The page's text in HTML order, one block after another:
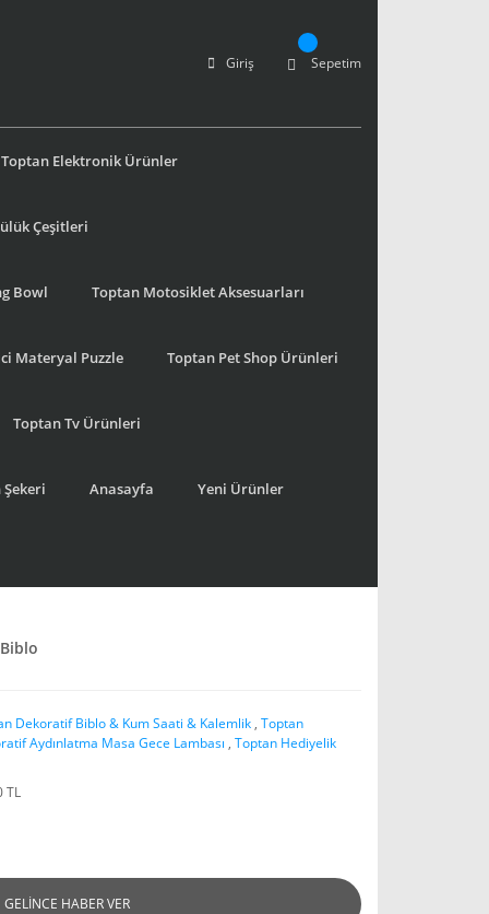
Giriş Sepetim
Toptan Elektronik Ürünler
Çeşitleri
Bowl Toptan Motosiklet Aksesuarları
Materyal Puzzle Toptan Pet Shop Ürünleri
Toptan Tv Ürünleri
Anasayfa Yeni Ürünler
Dekoratif Biblo & Kum Saati & Kalemlik , Toptan
Aydınlatma Masa Gece Lambası , Toptan Hediyelik
TL
GELİNCE HABER VER